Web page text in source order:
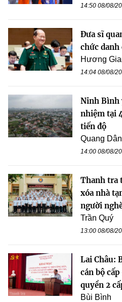
14:50 08/08/
Đưa sĩ
chức
Hương
14:04 08/08/
Ninh Bình
nhiệm tại
tiến độ
Quang Dân
14:00 08/08/
Thanh tra
xóa nhà
người
Trần Quý
13:00 08/08/
Lai Châu:
cán bộ
quyền 2
Bùi Bình